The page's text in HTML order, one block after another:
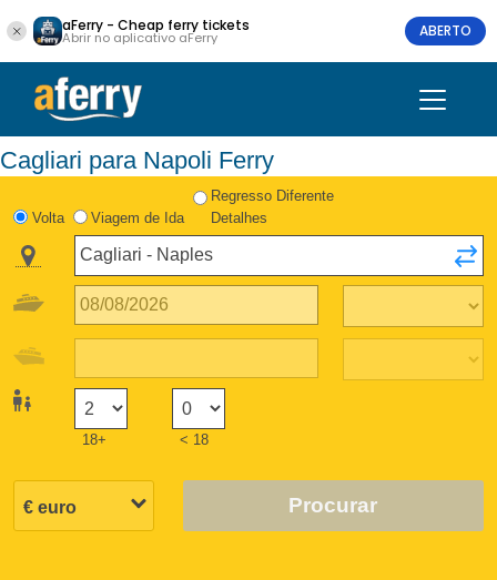
aFerry - Cheap ferry tickets
Abrir no aplicativo aFerry ABERTO
Cagliari para Napoli Ferry
Volta Viagem de Ida
Regresso Diferente
Detalhes
18+ < 18
Procurar